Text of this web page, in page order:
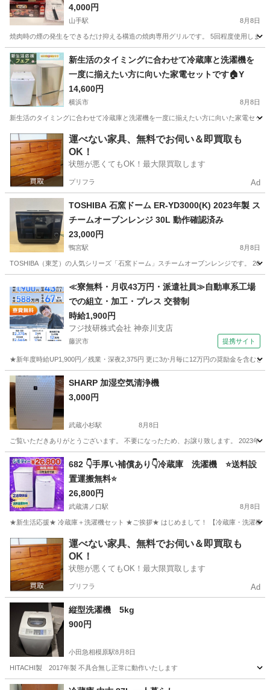
4,000円
山手駅 8月8日
焼肉時の煙の発生をできるだけ抑える構造の焼肉専用グリルです。 5回程度使用しま
神奈川 横浜市 山手駅 キッチン家電
新生活のタイミングに合わせて冷蔵庫と洗濯機を
一度に揃えたい方に向いた家電セットです🏠Y
14,600円
横浜市 8月8日
新生活のタイミングに合わせて冷蔵庫と洗濯機を一度に揃えたい方に向いた家電セ
神奈川 横浜市 生活家電 AQUA
運べない家具、無料でお伺い＆即買取も
OK！
状態が悪くてもOK！最大限買取します
プリフラ Ad
TOSHIBA 石窯ドーム ER-YD3000(K) 2023年製 ス
チームオーブンレンジ 30L 動作確認済み
23,000円
鴨宮駅 8月8日
TOSHIBA（東芝）の人気シリーズ「石窯ドーム」スチームオーブンレンジです。
鴨宮駅 キッチン家電
≪寮無料・月収43万円・派遣社員≫自動車系工場
での組立・加工・プレス 交替制
時給1,900円
フジ技研株式会社 神奈川支店
藤沢市 提携サイト
★新年度時給UP1,900円／残業・深夜2,375円 更に3か月毎に12万円の奨励金を含む
神奈川 藤沢市 その他
SHARP 加湿空気清浄機
3,000円
武蔵小杉駅 8月8日
ご覧いただきありがとうございます。 不要になったため、お譲り致します。 2023年
神奈川 川崎市 武蔵小杉駅 季節、空調家電
682 👇手厚い補償あり👇冷蔵庫 洗濯機 ⭐️送料設
置運搬無料⭐️
26,800円
武蔵溝ノ口駅 8月8日
★新生活応援★ 冷蔵庫＋洗濯機セット ★ご挨拶★ はじめまして！ 【冷蔵庫・洗濯機セ
神奈川 川崎市 武蔵溝ノ口駅 生活家電 セット
運べない家具、無料でお伺い＆即買取も
OK！
状態が悪くてもOK！最大限買取します
プリフラ Ad
縦型洗濯機 5kg
900円
小田急相模原駅8月8日
HITACHI製 2017年製 不具合無し正常に動作いたします
神奈川 相模原市 小田急相模原駅 生活家電